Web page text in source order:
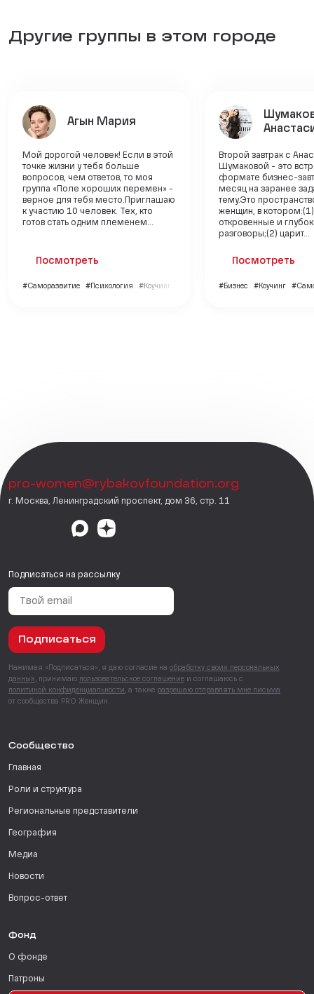
Другие группы в этом городе
Агын Мария
Мой дорогой человек! Если в этой
точке жизни у тебя больше
вопросов, чем ответов, то моя
группа «Поле хороших перемен» -
верное для тебя место.Приглашаю
к участию 10 человек. Тех, кто
готов стать одним племенем...
Посмотреть
#Саморазвитие #Психология #Коучинг
Второй завтрак с
Шумаковой - это
формате бизнес-
месяц на заранее
тему.Это
женщин, в котором:(1)
откровенные и
разговоры;(2) царит...
Посмотреть
#Бизнес #Коучинг
pro-women@rybakovfoundation.org
г. Москва, Ленинградский проспект, дом 36, стр. 11
Подписаться на рассылку
Подписаться
Нажимая «Подписаться», я даю согласие на обработку своих персональных
данных , принимаю пользовательское соглашение и соглашаюсь с
политикой конфиденциальности , а также разрешаю отправлять мне письма
от сообщества PRO Женщин.
Сообщество
Главная
Роли и структура
Региональные представители
География
Медиа
Новости
Вопрос-ответ
Фонд
О фонде
Патроны